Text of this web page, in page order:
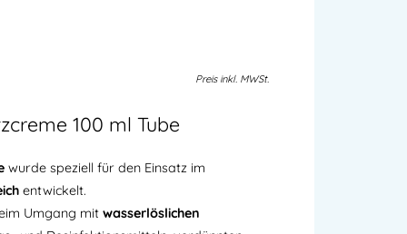
Preis inkl. MWSt.
100 ml Tube
wurde speziell für den Einsatz im
entwickelt.
Umgang mit wasserlöslichen